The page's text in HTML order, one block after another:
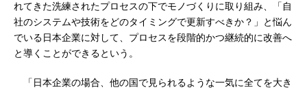
れてきた洗練されたプロセスの下でモノづくりに取り組み、「自
社のシステムや技術をどのタイミングで更新すべきか？」と悩ん
でいる日本企業に対して、プロセスを段階的かつ継続的に改善へ
と導くことができるという。
「日本企業の場合、他の国で見られるような一気に全てを大き